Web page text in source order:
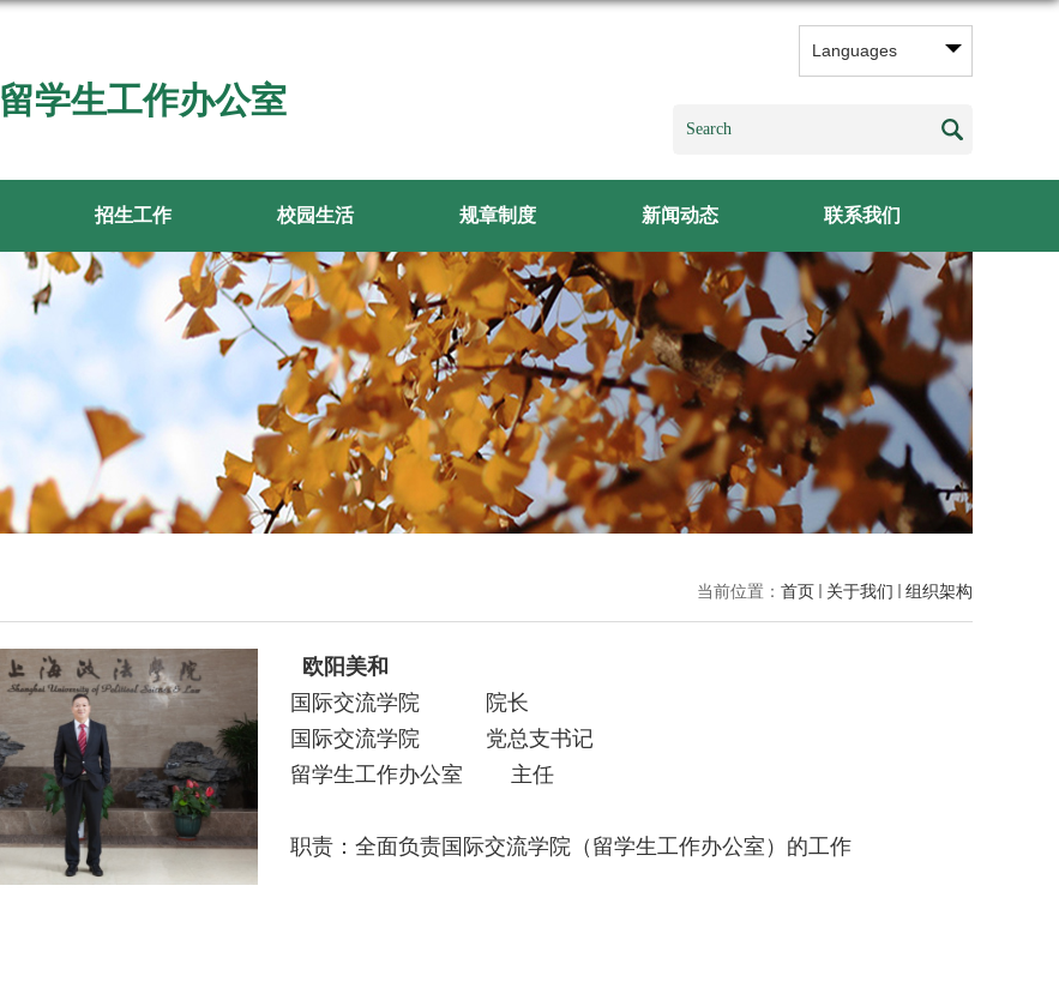
留学生工作办公室
Languages
招生工作 校园生活 规章制度 新闻动态 联系我们
当前位置： 首页 关于我们 组织架构
欧阳美和
国际交流学院 院长
国际交流学院 党总支书记
留学生工作办公室 主任
职责：全面负责国际交流学院（留学生工作办公室）的工作